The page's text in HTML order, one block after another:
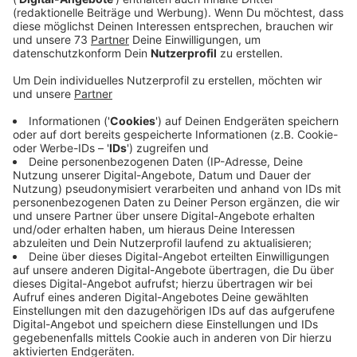
Minute mit Verena und Fabian vom Verein.
Veröffentlicht:Mittwoch, 15.01.2025 13:05
Anzeige
Verein sucht neuen 1. Vorsitzenden
Anzeige
Seit 59 Jahren existiert der Sportverein schon und hat
mittlerweile ca. 692 Mitglieder, darunter zahlreiche
Kinder- und Jugendgruppen in vielen verschiedenen
Bereichen, wie Karate, Basketball und Kinderturnen.
Der Vorstand besteht momentan aus fünf engagierten
Mitgliedern, welche nun aber einen neuen ersten
Vorsitzenden benötigen, damit der Verein weiter seine